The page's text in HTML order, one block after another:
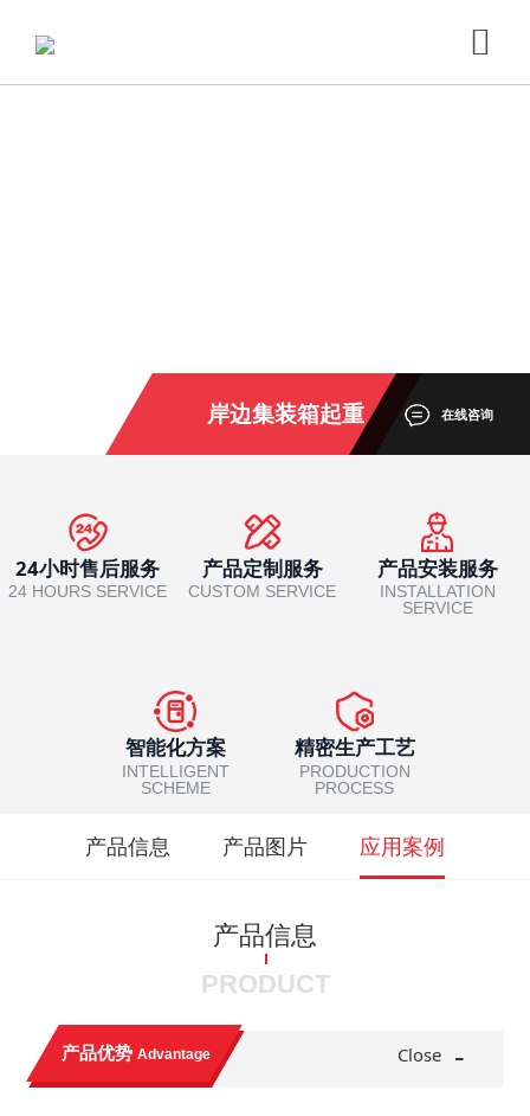
岸边集装箱起重 在线咨询
24小时售后服务
24 HOURS SERVICE
产品定制服务
CUSTOM SERVICE
产品安装服务
INSTALLATION
SERVICE
智能化方案
INTELLIGENT
SCHEME
精密生产工艺
PRODUCTION
PROCESS
产品信息 产品图片 应用案例
产品信息
PRODUCT
产品优势Advantage Close -